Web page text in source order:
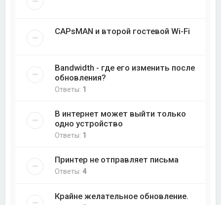
CAPsMAN и второй гостевой Wi-Fi
Bandwidth - где его изменить после
обновления?
Ответы: 1
В интернет может выйти только
одно устройство
Ответы: 1
Принтер не отправляет письма
Ответы:4
Крайне желательное обновление.